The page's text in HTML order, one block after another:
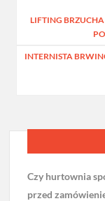
wpisu
LIFTING
INTERNISTA
Czy hurtownia
przed